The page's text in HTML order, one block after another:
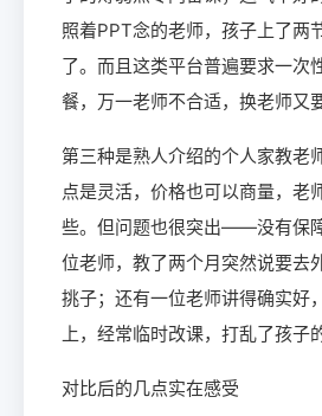
照着PPT念的老师，孩子上了两
了。而且这类平台普遍要求一次
餐，万一老师不合适，换老师又
第三种是熟人介绍的个人家教老
点是灵活，价格也可以商量，老
些。但问题也很突出——没有保
位老师，教了两个月突然说要去
挑子；还有一位老师讲得确实好
上，经常临时改课，打乱了孩子
对比后的几点实在感受